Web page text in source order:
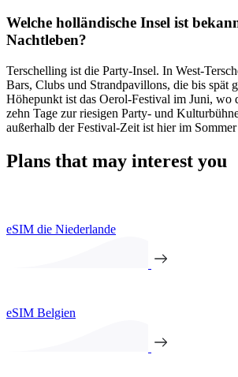
Welche holländische Insel ist
Nachtleben?
Terschelling ist die Party-Insel. In West-
Bars, Clubs und Strandpavillons, die bis spät
Höhepunkt ist das Oerol-Festival im Juni, wo
zehn Tage zur riesigen Party- und
außerhalb der Festival-Zeit ist hier im
Plans that may interest you
eSIM die Niederlande
eSIM Belgien